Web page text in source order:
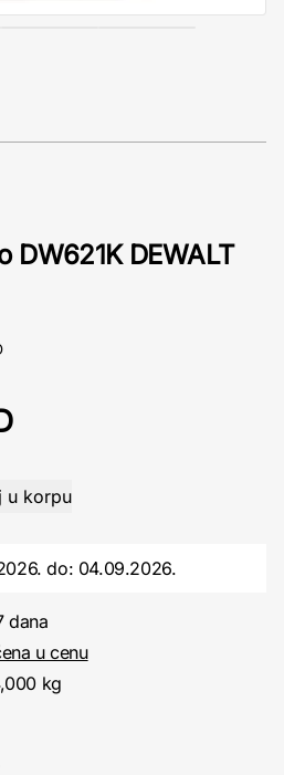
DW621K DEWALT
do: 04.09.2026.
dana
u cenu
kg